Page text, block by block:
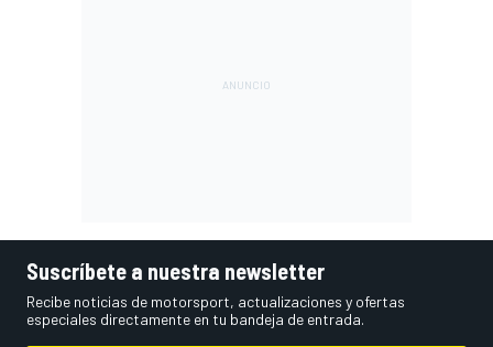
Suscríbete a nuestra newsletter
Recibe noticias de motorsport, actualizaciones y ofertas
especiales directamente en tu bandeja de entrada.